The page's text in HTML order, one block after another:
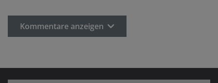
Kommentare anzeigen